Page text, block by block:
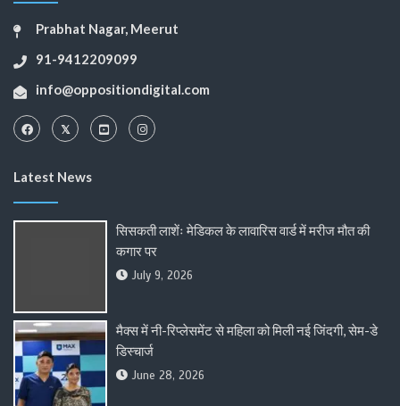
Prabhat Nagar, Meerut
91-9412209099
info@oppositiondigital.com
Latest News
सिसकती लाशेंः मेडिकल के लावारिस वार्ड में मरीज मौत की
कगार पर
July 9, 2026
मैक्स में नी-रिप्लेसमेंट से महिला को मिली नई जिंदगी, सेम-डे
डिस्चार्ज
June 28, 2026